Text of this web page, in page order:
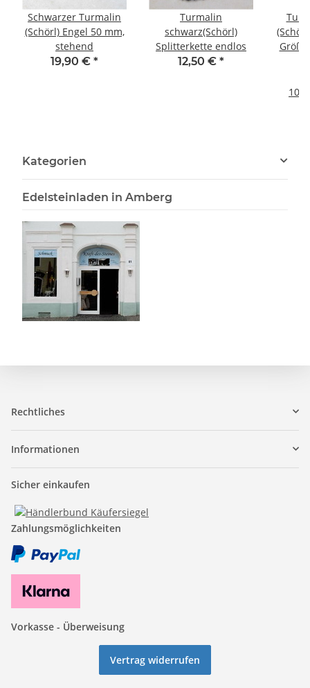
Schwarzer Turmalin
(Schörl) Engel 50 mm,
stehend
19,90 € *
Turmalin
schwarz(Schörl)
Splitterkette endlos
12,50 € *
Kategorien
Edelsteinladen in Amberg
Rechtliches
Informationen
Sicher einkaufen
Zahlungsmöglichkeiten
Vorkasse - Überweisung
Vertrag widerrufen